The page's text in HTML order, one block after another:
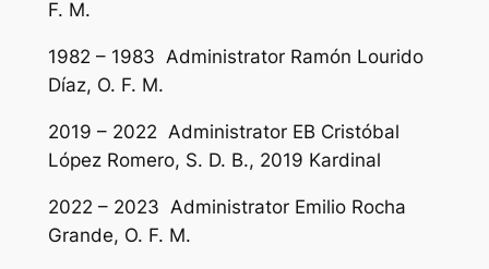
F. M.
1982 – 1983 Administrator Ramón Lourido
Díaz, O. F. M.
2019 – 2022 Administrator EB Cristóbal
López Romero, S. D. B., 2019 Kardinal
2022 – 2023 Administrator Emilio Rocha
Grande, O. F. M.